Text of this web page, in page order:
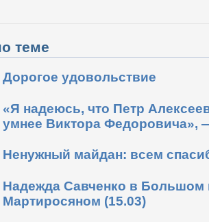
теме
Дорогое удовольствие
«Я надеюсь, что Петр
умнее Виктора Федоровича»,
Ненужный майдан: всем
Надежда Савченко в Большом
Мартиросяном (15.03)